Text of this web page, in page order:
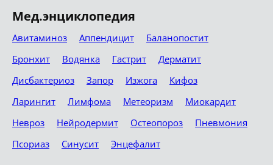
Мед.энциклопедия
Авитаминоз Аппендицит
Баланопостит
Бронхит
Водянка Гастрит
Дерматит
Дисбактериоз
Запор Изжога
Кифоз
Ларингит
Лимфома Метеоризм
Миокардит
Невроз
Нейродермит Остеопороз
Пневмония
Псориаз
Синусит Энцефалит